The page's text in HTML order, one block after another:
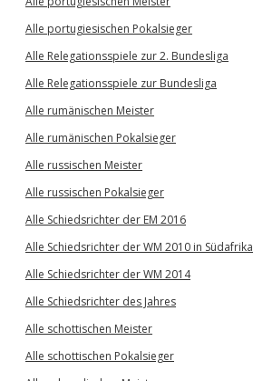
Alle portugiesischen Pokalsieger
Alle Relegationsspiele zur 2. Bundesliga
Alle Relegationsspiele zur Bundesliga
Alle rumänischen Meister
Alle rumänischen Pokalsieger
Alle russischen Meister
Alle russischen Pokalsieger
Alle Schiedsrichter der EM 2016
Alle Schiedsrichter der WM 2010 in Südafrika
Alle Schiedsrichter der WM 2014
Alle Schiedsrichter des Jahres
Alle schottischen Meister
Alle schottischen Pokalsieger